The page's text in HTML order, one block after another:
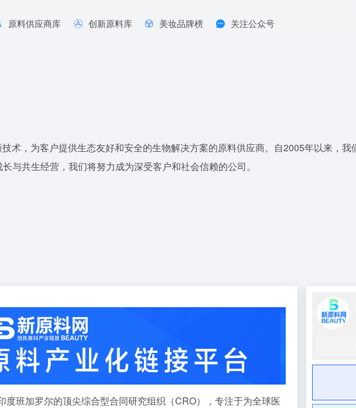
原料供应商库 创新原料库 美妆品牌榜 关注公众号
术，为客户提供生态友好和安全的生物解决方案的原料供应商。自2005年以来，
与共生经营，我们将努力成为深受客户和社会信赖的公司。
度班加罗尔的顶尖综合型合同研究组织（CRO），专注于为全球医